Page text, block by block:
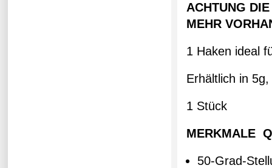
ACHTUNG
MEHR
1 Haken ideal
Erhältlich in
1 Stück
MERKMALE
50-Grad-